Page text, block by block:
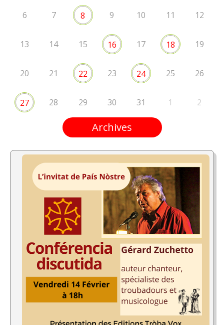
6 7 8 9 10 11 12
13 14 15 16 17 18 19
20 21 22 23 24 25 26
27 28 29 30 31 1 2
Archives